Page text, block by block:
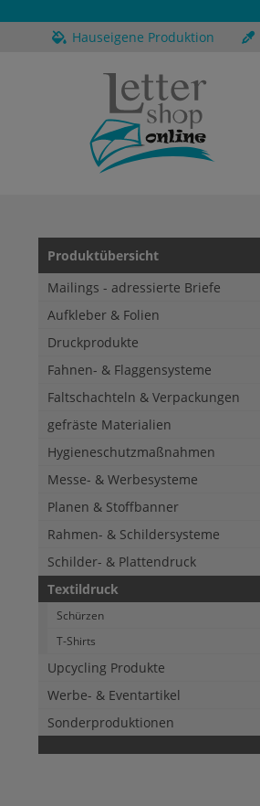
Hauseigene Produktion
Produktübersicht
Mailings - adressierte Briefe
Aufkleber & Folien
Druckprodukte
Fahnen- & Flaggensysteme
Faltschachteln & Verpackungen
gefräste Materialien
Hygieneschutzmaßnahmen
Messe- & Werbesysteme
Planen & Stoffbanner
Rahmen- & Schildersysteme
Schilder- & Plattendruck
Textildruck
Schürzen
T-Shirts
Upcycling Produkte
Werbe- & Eventartikel
Sonderproduktionen